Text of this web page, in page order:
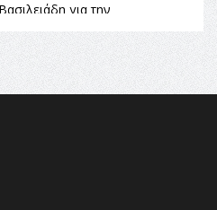
για την
«Σε τέτοιες κορυφαίες
μόνο η ευθύνη απέναντι
στον δεύτερο γύρο του
στον Κατάλογο Παγκόσμιας
– Ομόφωνη η απόφαση Ο
και πολιτιστικό
αξίας για την